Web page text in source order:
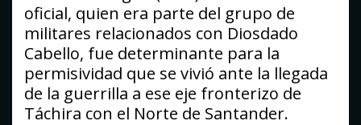
oficial, quien era parte del grupo de
militares relacionados con Diosdado
Cabello, fue determinante para la
permisividad que se vivió ante la llegada
de la guerrilla a ese eje fronterizo de
Táchira con el Norte de Santander.